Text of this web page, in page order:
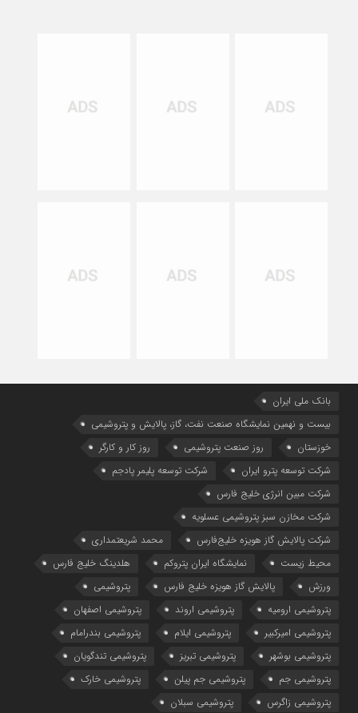
بانک ملی ایران
بیست و نهمین نمایشگاه صنعت نفت، گاز، پالایش و پتروشیمی
خوزستان
روز صنعت پتروشیمی
روز کار و کارگر
شركت توسعه پترو ایران
شرکت توسعه پلیمر پادجم
شرکت مبین انرژی خلیج فارس
شرکت مخازن سبز پتروشیمی عسلویه
شرکت پالایش گاز هویزه خلیج‌فارس
محمد شریعتمداری
محیط زیست
نمایشگاه ایران پتروکم
هلدینگ خلیج فارس
ورزش
پالایش گاز هویزه خلیج فارس
پتروشیمی
پتروشیمی ارومیه
پتروشیمی اروند
پتروشیمی اصفهان
پتروشیمی امیرکبیر
پتروشیمی ایلام
پتروشیمی بندرامام
پتروشیمی بوشهر
پتروشیمی تبریز
پتروشیمی تندگویان
پتروشیمی جم
پتروشیمی جم پیلن
پتروشیمی خارک
پتروشیمی زاگرس
پتروشیمی سبلان